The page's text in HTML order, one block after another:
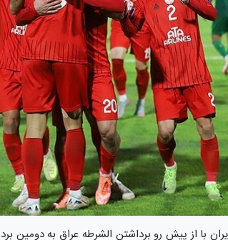
ایران با از پیش رو برداشتن الشرطه عراق به